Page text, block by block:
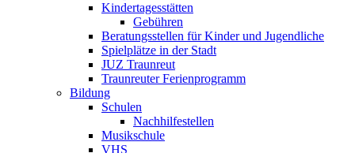
Kindertagesstätten
Gebühren
Beratungsstellen für Kinder und Jugendliche
Spielplätze in der Stadt
JUZ Traunreut
Traunreuter Ferienprogramm
Bildung
Schulen
Nachhilfestellen
Musikschule
VHS